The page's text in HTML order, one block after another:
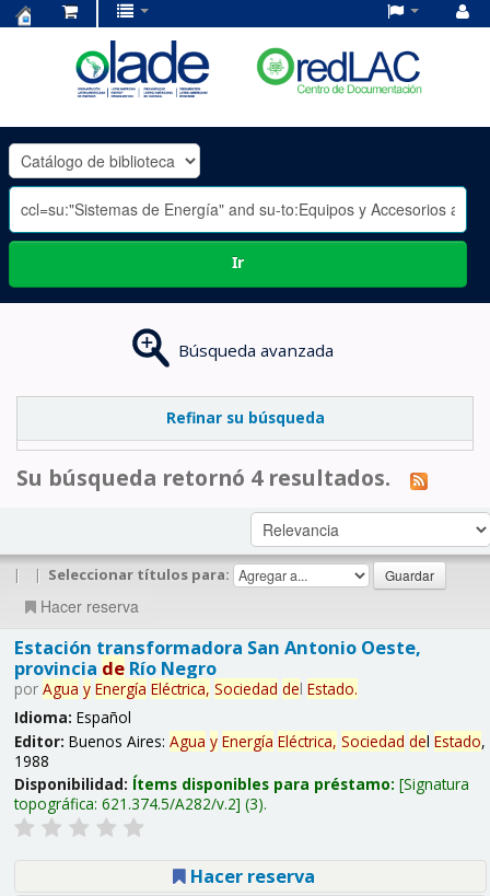
OLADE
-
Ir
Búsqueda avanzada
Refinar su búsqueda
Su búsqueda retornó 4 resultados.
| | Seleccionar títulos para:
Hacer reserva
Estación transformadora San Antonio Oeste,
provincia deRío Negro
por Agua y Energía Eléctrica, Sociedad del Estado.
Idioma: Español
Editor: Buenos Aires: Agua y Energía Eléctrica, Sociedad del Estado,
1988
Disponibilidad: Ítems disponibles para préstamo: Signatura
topográfica: 621.374.5/A282/v.2 (3).
Hacer reserva